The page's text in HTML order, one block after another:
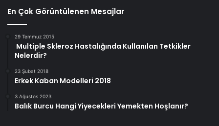
En Çok Görüntülenen Mesajlar
29 Temmuz 2015
Multiple Skleroz Hastalığında Kullanılan Tetkikler
Nelerdir?
23 Şubat 2018
Erkek Kaban Modelleri 2018
3 Ağustos 2023
Balık Burcu Hangi Yiyecekleri Yemekten Hoşlanır?